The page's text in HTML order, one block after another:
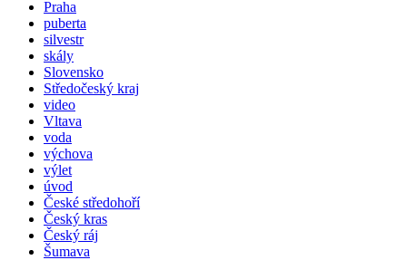
Praha
puberta
silvestr
skály
Slovensko
Středočeský kraj
video
Vltava
voda
výchova
výlet
úvod
České středohoří
Český kras
Český ráj
Šumava